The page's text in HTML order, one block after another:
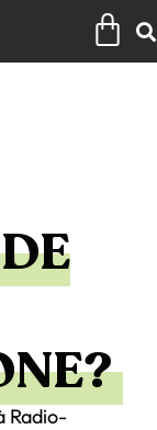
Radio-